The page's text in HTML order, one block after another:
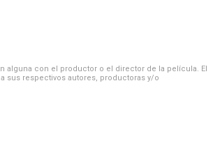
alguna con el productor o el director de la película. El
sus respectivos autores, productoras y/o